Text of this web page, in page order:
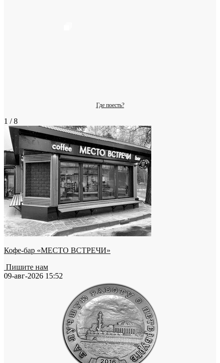
Где поесть?
1 / 8
Кофе-бар «МЕСТО ВСТРЕЧИ»
Пишите нам
09-авг-2026 15:52